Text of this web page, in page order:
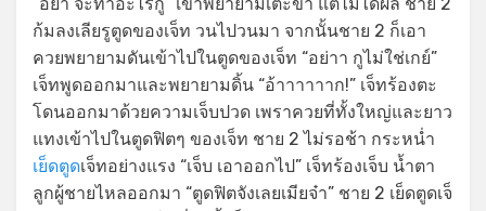
ก้มลงเลียรูตูดของเจ็ท วนไปวนมา จากนั้นชาย 2 ก็เอา
ควยพยายามดันเข้าไปในตูดของเจ็ท “อย่าา กูไม่ใช่เกย์”
เจ็ทพูดออกมาและพยายามดิ้น “อ้าาาาาาก!” เจ็ทร้องตะ
โดนออกมาด้วยความเจ็บปวด เพราควยที่ทั้งใหญ่และยาว
แทงเข้าไปในตูดฟิตๆ ของเจ็ท ชาย 2 ไม่รอช้า กระหน่ำ
เย็ดตูดเจ็ทอย่างแรง “เจ็บ เอาออกไป” เจ็ทร้องเจ็บ น้ำตา
ลูกผู้ชายไหลออกมา “ตูดฟิตจังเลยเมียจ๋า” ชาย 2 เย็ดตูดเจ็